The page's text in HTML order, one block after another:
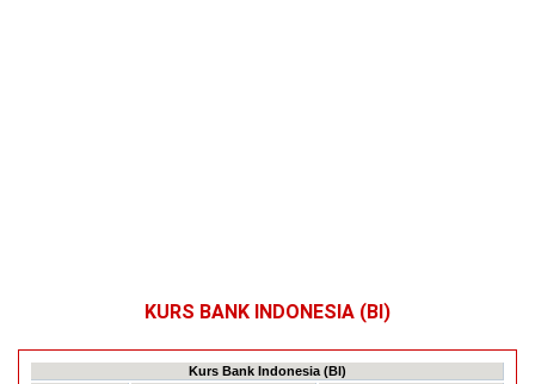
KURS BANK INDONESIA (BI)